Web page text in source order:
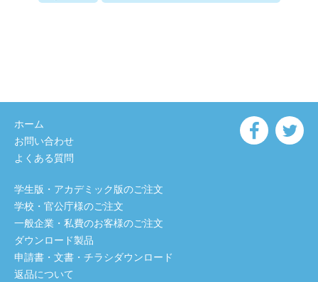
ホーム
お問い合わせ
よくある質問
学生版・アカデミック版のご注文
学校・官公庁様のご注文
一般企業・私費のお客様のご注文
ダウンロード製品
申請書・文書・チラシダウンロード
返品について